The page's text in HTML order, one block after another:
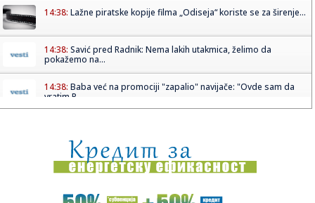
14:38: Lažne piratske kopije filma „Odiseja“ koriste se za širenje...
14:38: Savić pred Radnik: Nema lakih utakmica, želimo da
pokažemo na...
14:38: Baba već na promociji "zapalio" navijače: "Ovde sam da
vratim P...
14:35:Hitan sastanak u Nemačkoj; Dron sa eksplozivom koji je
napravio ...
14:25:И опет – Медо, добро дошао у своју ...